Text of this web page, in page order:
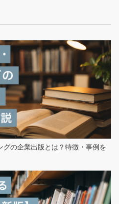
の企業出版とは？特徴・事例を